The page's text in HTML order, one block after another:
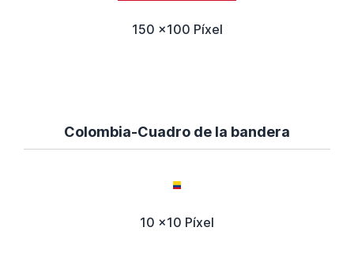
150 x100 Píxel
Colombia-Cuadro de la bandera
10 x10 Píxel